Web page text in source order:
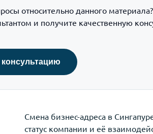
относительно данного
и получите качественную
консультацию
Смена бизнес-адреса в
статус компании и её